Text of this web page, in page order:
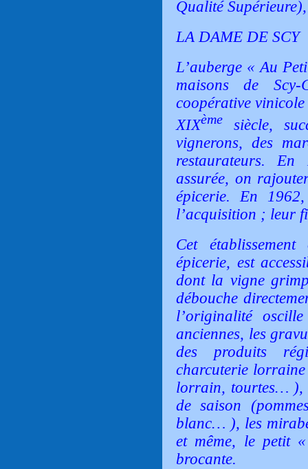
Qualité
LA DAME DE SCY
L’auberge « Au
maisons de
coopérative
XIXème siècle,
vignerons, des
restaurateurs.
assurée, on
épicerie. En
l’acquisition ; leur
Cet
épicerie, est
dont la vigne
débouche
l’originalité
anciennes, les
des produits
charcuterie
lorrain, tourtes… ),
de saison
blanc… ), les
et même, le petit
brocante.